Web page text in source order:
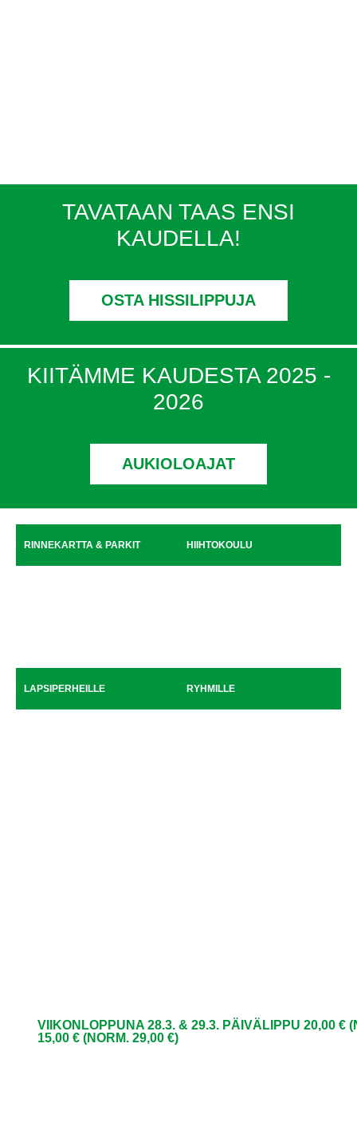
TAVATAAN TAAS ENSI
KAUDELLA!
OSTA HISSILIPPUJA
KIITÄMME KAUDESTA 2025 -
2026
AUKIOLOAJAT
RINNEKARTTA & PARKIT HIIHTOKOULU
LAPSIPERHEILLE RYHMILLE
VIIKONLOPPUNA 28.3. & 29.3. PÄIVÄLIPPU 20,00 €
15,00 € (NORM. 29,00 €)